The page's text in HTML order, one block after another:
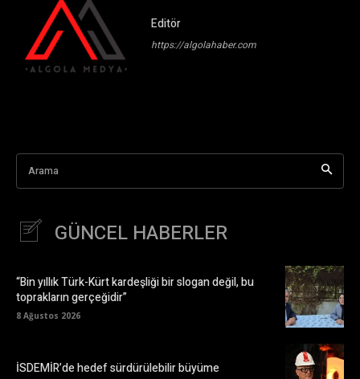
Editör
https://algolahaber.com
Arama
GÜNCEL HABERLER
“Bin yıllık Türk-Kürt kardeşliği bir slogan değil, bu
toprakların gerçeğidir”
8 Ağustos 2026
İSDEMİR’de hedef sürdürülebilir büyüme